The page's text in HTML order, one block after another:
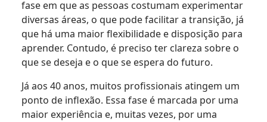
fase em que as pessoas costumam experimentar
diversas áreas, o que pode facilitar a transição, já
que há uma maior flexibilidade e disposição para
aprender. Contudo, é preciso ter clareza sobre o
que se deseja e o que se espera do futuro.
Já aos 40 anos, muitos profissionais atingem um
ponto de inflexão. Essa fase é marcada por uma
maior experiência e, muitas vezes, por uma